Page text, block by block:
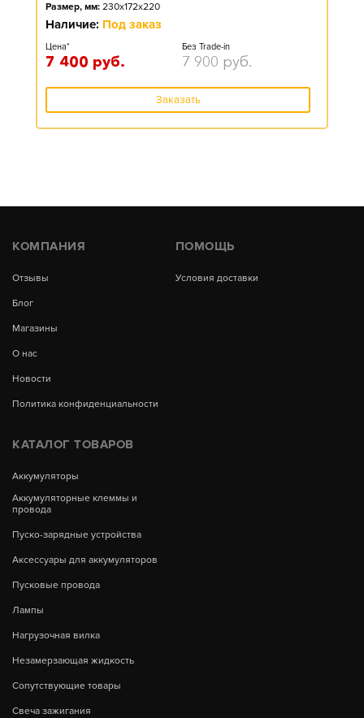
Размер, мм: 230x172x220
Наличие: Под заказ
Цена*
7 400 руб.
Без Trade-in
7 900 руб.
Заказать
КОМПАНИЯ
Отзывы
Блог
Магазины
О нас
Новости
Политика конфиденциальности
ПОМОЩЬ
Условия доставки
КАТАЛОГ ТОВАРОВ
Аккумуляторы
Аккумуляторные клеммы и
провода
Пуско-зарядные устройства
Аксессуары для аккумуляторов
Пусковые провода
Лампы
Нагрузочная вилка
Незамерзающая жидкость
Сопутствующие товары
Свеча зажигания